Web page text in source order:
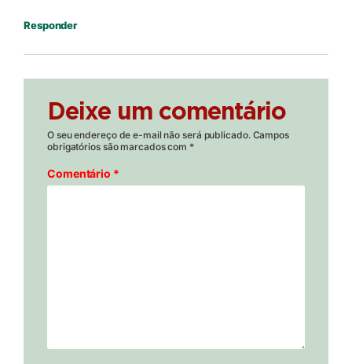
Responder
Deixe um comentário
O seu endereço de e-mail não será publicado. Campos
obrigatórios são marcados com *
Comentário *